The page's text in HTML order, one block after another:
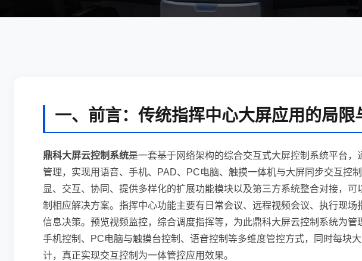
一、前言：传统指挥中心大屏应用的局限
鼎科大屏云控制系统是一套基于网络架构的综合交互式大屏控制系统平台
管理，实现用语音、手机、PAD、PC电脑、触摸一体机与大屏同步交互控
显、交互、协同、提供多样化的扩展功能模块以及第三方系统整合对接，
制相应解决方案。指挥中心功能主要有日常会议、远程视频会议、执行现场
信息决策。预览视频监控，综合调度指挥等，为此鼎科大屏云控制系统为
手机控制、PC电脑与触摸台控制、语音控制等多维度管控方式，同时每块
计，真正实现交互控制为一体管控应用效果。